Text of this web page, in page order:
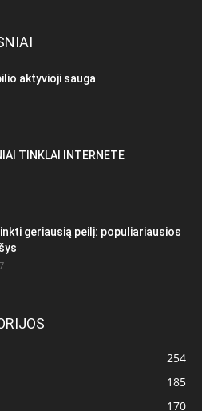
aktyvioji sauga
TINKLAI INTERNETE
geriausią peilį: populiariausios
254
185
170